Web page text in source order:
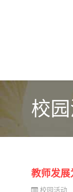
校
教师发
校园活动